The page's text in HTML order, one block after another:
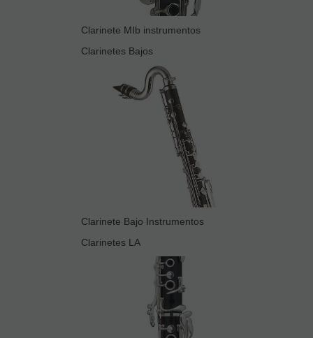
Clarinete MIb instrumentos
Clarinetes Bajos
Clarinete Bajo Instrumentos
Clarinetes LA